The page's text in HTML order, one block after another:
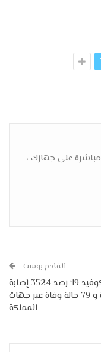
على جهازك ،
القادم بوست
كوفيد 19؛ رصد 3524 إصابة
جديدة و 79 حالة وفاة عبر جهات
المملكة